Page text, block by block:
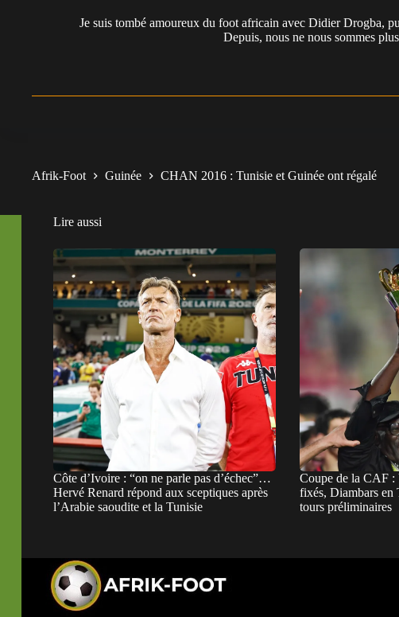
Je suis tombé amoureux du foot africain avec Didier Drogba,
Depuis, nous ne nous sommes
Afrik-Foot Guinée CHAN 2016 : Tunisie et Guinée ont régalé
Lire aussi
Côte d’Ivoire : “on ne parle pas d’échec”…
Hervé Renard répond aux sceptiques après
l’Arabie saoudite et la Tunisie
Coupe de la CAF
fixés, Diambars
tours préliminaires